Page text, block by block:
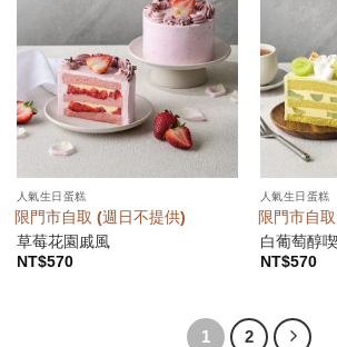
人氣生日蛋糕
限門市自取 (週日不提供)
草莓花園戚風
NT$570
人氣生日蛋糕
限門市自
白葡萄醇
NT$570
1 2